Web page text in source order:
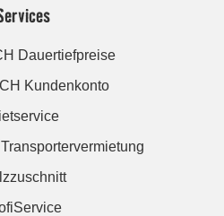
Dauertiefpreise
Kundenkonto